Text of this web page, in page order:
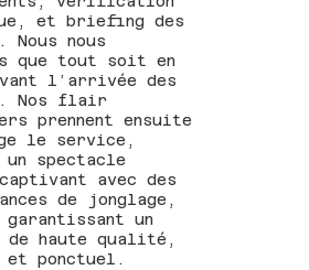
et briefing des
Nous nous
que tout soit en
l’arrivée des
Nos flair
prennent ensuite
le service,
spectacle
avec des
de jonglage,
un
de haute qualité,
et ponctuel.